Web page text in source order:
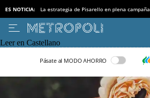
ES NOTICIA: La estrategia de Pisarello en plena campaña
Leer en Castellano
Pásate al MODO AHORRO